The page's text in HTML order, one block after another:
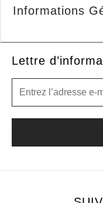
Lettre
Informations